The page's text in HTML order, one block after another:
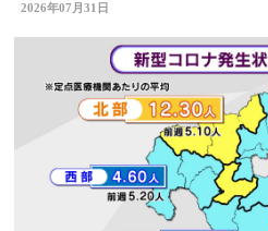
2026年07月31日